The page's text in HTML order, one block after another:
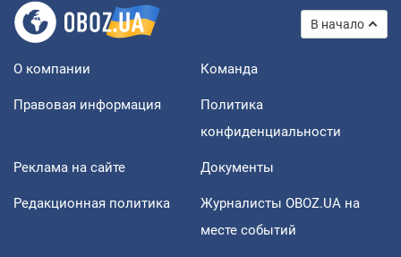
В начало
О компании Команда
Правовая информация
Политика
конфиденциальности
Реклама на сайте Документы
Редакционная политика
Журналисты OBOZ.UA на
месте событий